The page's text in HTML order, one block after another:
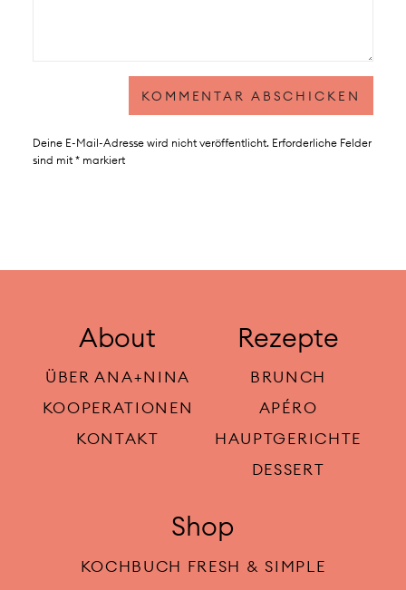
Deine E-Mail-Adresse wird nicht veröffentlicht. Erforderliche Felder
sind mit *markiert
About
ÜBER ANA+NINA
KOOPERATIONEN
KONTAKT
Rezepte
BRUNCH
APÉRO
HAUPTGERICHTE
DESSERT
Shop
KOCHBUCH FRESH & SIMPLE